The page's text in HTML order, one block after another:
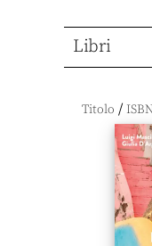
Libri
Titolo /